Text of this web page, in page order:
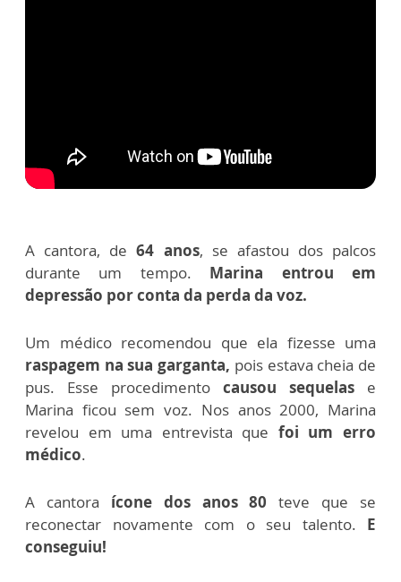
A cantora, de64 anos, se afastou dos palcos
durante um tempo. Marina entrou em
depressão por conta da perda da voz.
Um médico recomendou que ela fizesse uma
raspagem na sua garganta, pois estava cheia de
pus. Esse procedimento causou sequelas e
Marina ficou sem voz. Nos anos 2000, Marina
revelou em uma entrevista que foi um erro
médico.
A cantora ícone dos anos 80 teve que se
reconectar novamente com o seu talento. E
conseguiu!